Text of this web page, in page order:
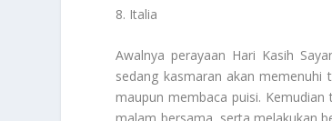
8. Italia
Awalnya perayaan Hari Kasih
sedang kasmaran akan memenuhi
maupun membaca puisi.